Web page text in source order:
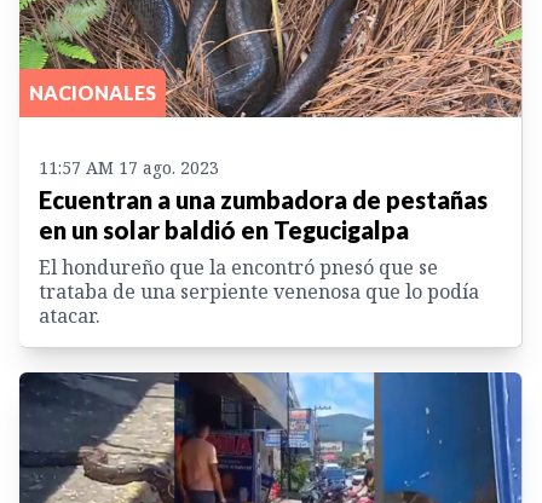
NACIONALES
11:57 AM 17 ago. 2023
Ecuentran a una zumbadora de pestañas
en un solar baldió en Tegucigalpa
El hondureño que la encontró pnesó que se
trataba de una serpiente venenosa que lo podía
atacar.